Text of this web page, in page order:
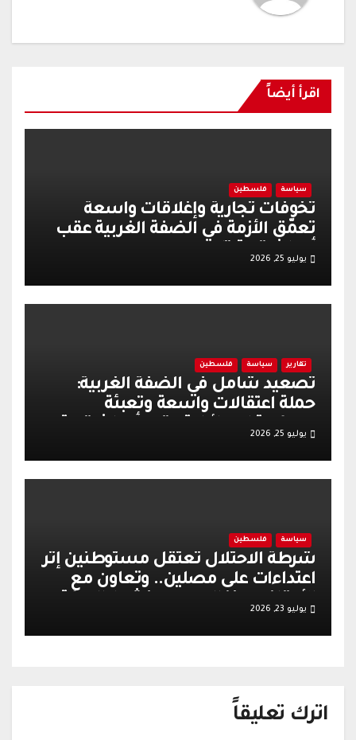
اقرأ أيضاً
سياسة فلسطين
تخوفات تجارية وإغلاقات واسعة
تعمّق الأزمة في الضفة الغربية عقب
أحداث قرية تل
يوليو 25, 2026
تقارير سياسة فلسطين
تصعيد شامل في الضفة الغربية:
حملة اعتقالات واسعة وتعبئة
عسكرية إسرائيلية عقب أحداث قرية
يوليو 25, 2026
سياسة فلسطين
شرطة الاحتلال تعتقل مستوطنين إثر
اعتداءات على مصلين.. وتعاون مع
الأوقاف يعزز الهدوء وينشط الحركة
يوليو 23, 2026
اترك تعليقاً